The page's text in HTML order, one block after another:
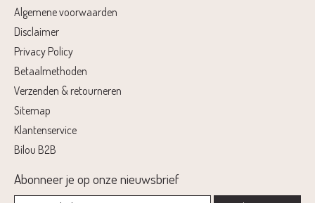
Algemene voorwaarden
Disclaimer
Privacy Policy
Betaalmethoden
Verzenden & retourneren
Sitemap
Klantenservice
Bilou B2B
Abonneer je op onze nieuwsbrief